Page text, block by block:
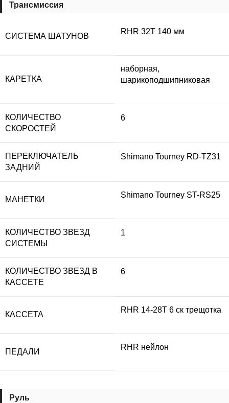
Трансмиссия
СИСТЕМА ШАТУНОВ
RHR 32T 140 мм
КАРЕТКА
наборная,
шарикоподшипниковая
КОЛИЧЕСТВО
СКОРОСТЕЙ
6
ПЕРЕКЛЮЧАТЕЛЬ
ЗАДНИЙ
Shimano Tourney RD-TZ31
МАНЕТКИ
Shimano Tourney ST-RS25
КОЛИЧЕСТВО ЗВЕЗД
СИСТЕМЫ
1
КОЛИЧЕСТВО ЗВЕЗД В
КАССЕТЕ
6
КАССЕТА
RHR 14-28T 6 ск трещотка
ПЕДАЛИ
RHR нейлон
Руль